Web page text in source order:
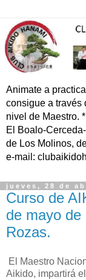
Animate a
consigue a través
nivel de Maestro.
El Boalo-
de Los Molinos,
e-mail:
jueves, 28 de
Curso de
de mayo de
Rozas.
El Maestro
Aikido, impartirá